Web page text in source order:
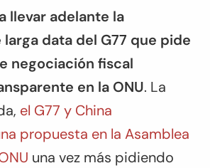
llevar adelante la
data del G77 que pide
negociación fiscal
en la ONU. La
el G77 y China
propuesta en la Asamblea
una vez más pidiendo